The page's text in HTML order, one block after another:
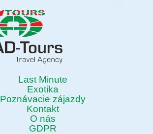
Last Minute
Exotika
Poznávacie zájazdy
Kontakt
O nás
GDPR